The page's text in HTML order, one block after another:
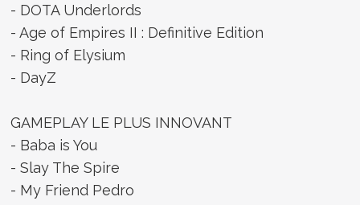
- DOTA Underlords
- Age of Empires II : Definitive Edition
- Ring of Elysium
- DayZ
GAMEPLAY LE PLUS INNOVANT
- Baba is You
- Slay The Spire
- My Friend Pedro